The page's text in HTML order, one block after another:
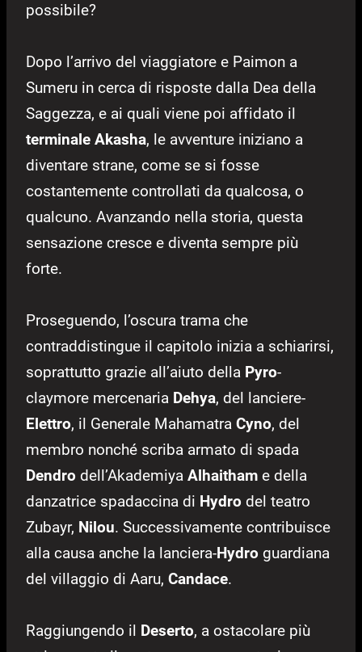
possibile?
Dopo l’arrivo del viaggiatore e Paimon a
Sumeru in cerca di risposte dalla Dea della
Saggezza, e ai quali viene poi affidato il
terminale Akasha, le avventure iniziano a
diventare strane, come se si fosse
costantemente controllati da qualcosa, o
qualcuno. Avanzando nella storia, questa
sensazione cresce e diventa sempre più
forte.
Proseguendo, l’oscura trama che
contraddistingue il capitolo inizia a schiarirsi,
soprattutto grazie all’aiuto della Pyro-
claymore mercenaria Dehya, del lanciere-
Elettro, il Generale Mahamatra Cyno, del
membro nonché scriba armato di spada
Dendro dell’Akademiya Alhaitham e della
danzatrice spadaccina di Hydro del teatro
Zubayr, Nilou. Successivamente contribuisce
alla causa anche la lanciera-Hydro guardiana
del villaggio di Aaru, Candace.
Raggiungendo il Deserto, a ostacolare più